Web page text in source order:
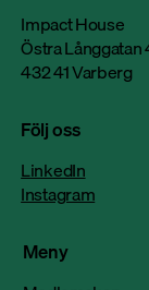
Impact House
Östra Långgatan
432 41 Varberg
Meny
Följ oss
LinkedIn
Instagram